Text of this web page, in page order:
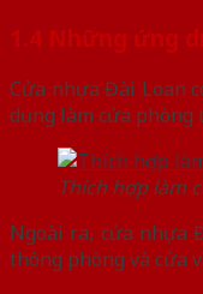
1.4 Những ứng
Cửa nhựa Đài Loan
dụng làm cửa phòng
Thích hợp làm
Ngoài ra, cửa nhựa
thông phòng và cửa